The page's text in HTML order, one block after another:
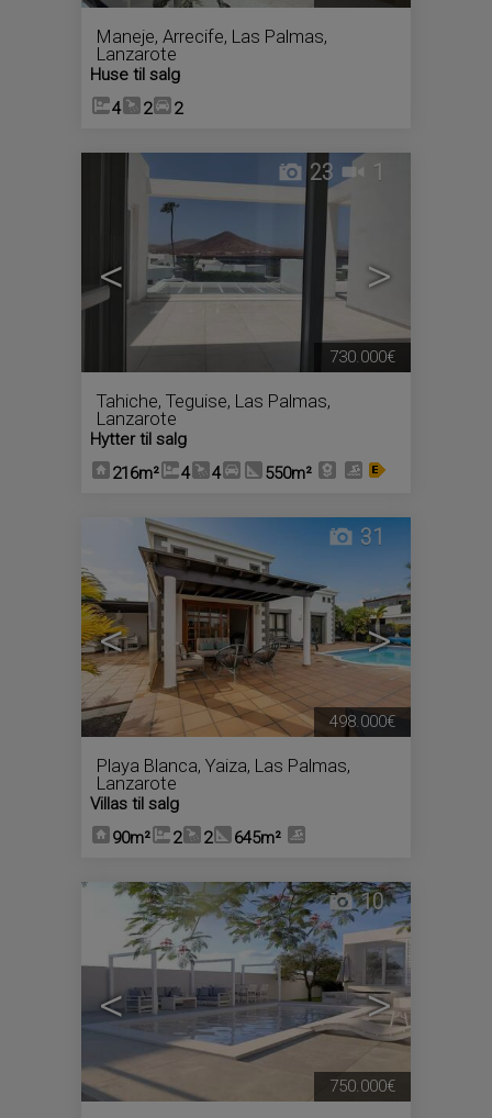
Maneje, Arrecife, Las Palmas,
Lanzarote
Huse til salg
4
2 2
< >
23 1
Tahiche, Teguise, Las Palmas,
Lanzarote
Hytter til salg
216m²
4 4 550m²
730.000€
< >
31
Playa Blanca, Yaiza, Las Palmas,
Lanzarote
Villas til salg
90m²
2 2 645m²
498.000€
< >
10
750.000€